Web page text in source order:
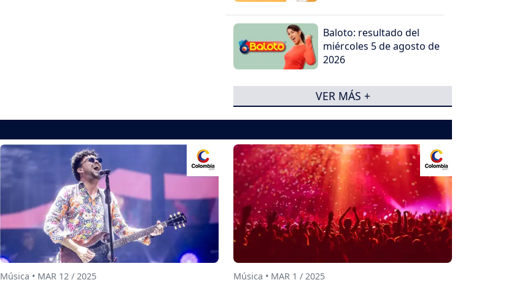
Baloto: resultado del
miércoles 5 de agosto de
2026
VER MÁS +
Música • MAR 12 / 2025 Música • MAR 1 / 2025